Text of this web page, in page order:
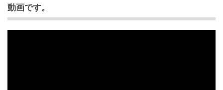
動画です。